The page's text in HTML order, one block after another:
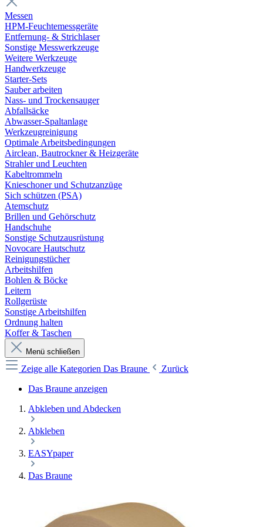
Messen
HPM-Feuchtemessgeräte
Entfernung- & Strichlaser
Sonstige Messwerkzeuge
Weitere Werkzeuge
Handwerkzeuge
Starter-Sets
Sauber arbeiten
Nass- und Trockensauger
Abfallsäcke
Abwasser-Spaltanlage
Werkzeugreinigung
Optimale Arbeitsbedingungen
Airclean, Bautrockner & Heizgeräte
Strahler und Leuchten
Kabeltrommeln
Knieschoner und Schutzanzüge
Sich schützen (PSA)
Atemschutz
Brillen und Gehörschutz
Handschuhe
Sonstige Schutzausrüstung
Novocare Hautschutz
Reinigungstücher
Arbeitshilfen
Bohlen & Böcke
Leitern
Rollgerüste
Sonstige Arbeitshilfen
Ordnung halten
Koffer & Taschen
Menü schließen
Zeige alle Kategorien Das Braune
Zurück
Das Braune anzeigen
Abkleben und Abdecken
Abkleben
EASYpaper
Das Braune